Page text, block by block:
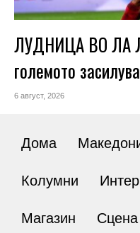
ЛУДНИЦА ВО ЛА
големото
6 август, 2026
Дома
Колумни
Магазин Сцена